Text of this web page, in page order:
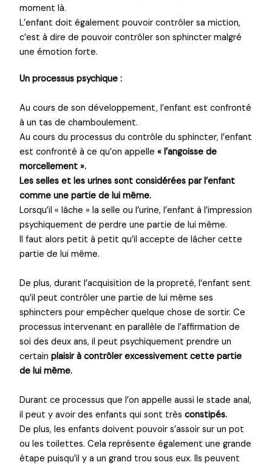
moment là.
L’enfant doit également pouvoir contrôler sa miction,
c’est à dire de pouvoir contrôler son sphincter malgré
une émotion forte.
Un processus psychique :
Au cours de son développement, l’enfant est confronté
à un tas de chamboulement.
Au cours du processus du contrôle du sphincter, l’enfant
est confronté à ce qu’on appelle« l’angoisse de
morcellement ».
Les selles et les urines sont considérées par l’enfant
comme une partie de lui même.
Lorsqu’il « lâche » la selle ou l’urine, l’enfant à l’impression
psychiquement de perdre une partie de lui même.
Il faut alors petit à petit qu’il accepte de lâcher cette
partie de lui même.
De plus, durant l’acquisition de la propreté, l’enfant sent
qu’il peut contrôler une partie de lui même ses
sphincters pour empêcher quelque chose de sortir. Ce
processus intervenant en parallèle de l’affirmation de
soi des deux ans, il peut psychiquement prendre un
certain plaisir à contrôler excessivement cette partie
de lui même.
Durant ce processus que l’on appelle aussi le stade anal,
il peut y avoir des enfants qui sont trèsconstipés.
De plus, les enfants doivent pouvoir s’assoir sur un pot
ou les toilettes. Cela représente également une grande
étape puisqu’il y a un grand trou sous eux. Ils peuvent